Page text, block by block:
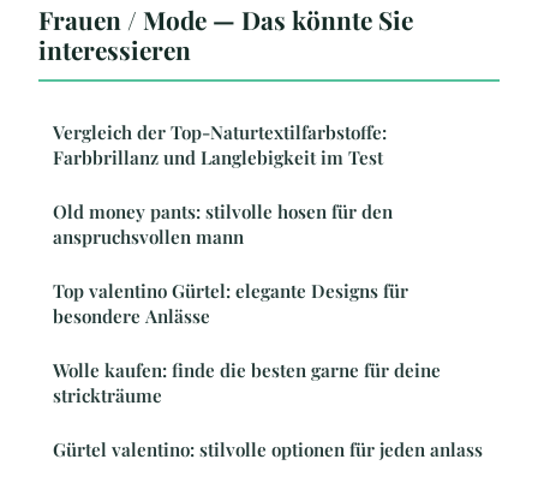
Frauen / Mode — Das könnte Sie
interessieren
Vergleich der Top-Naturtextilfarbstoffe:
Farbbrillanz und Langlebigkeit im Test
Old money pants: stilvolle hosen für den
anspruchsvollen mann
Top valentino Gürtel: elegante Designs für
besondere Anlässe
Wolle kaufen: finde die besten garne für deine
strickträume
Gürtel valentino: stilvolle optionen für jeden anlass